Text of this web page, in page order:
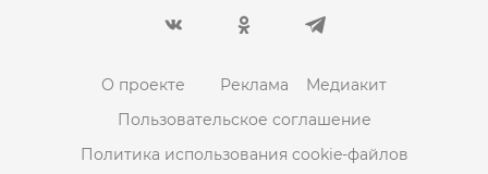
О проекте Реклама
Медиакит
Пользовательское соглашение
Политика использования cookie-файлов